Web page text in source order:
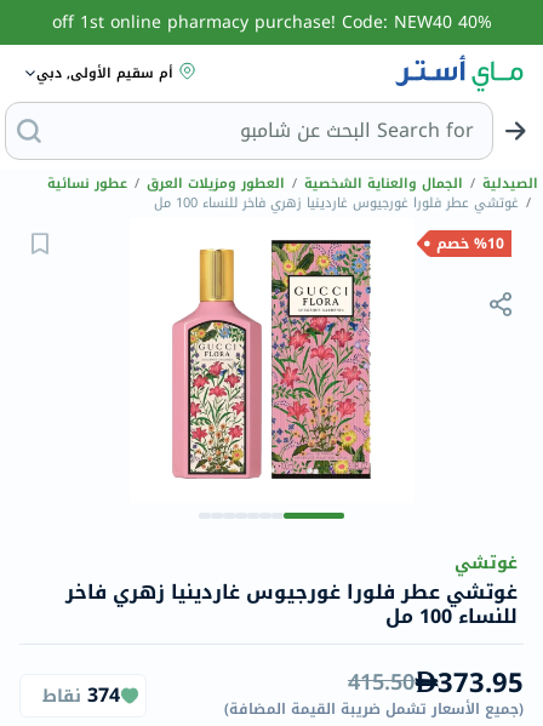
40% off 1st online pharmacy purchase! Code: NEW40
أم سقيم الأولى, دبي
Search for
الصيدلية / الجمال والعناية الشخصية / العطور ومزيلات العرق / عطور نسائية
/ غوتشي عطر فلورا غورجيوس غاردينيا زهري فاخر للنساء 100 مل
%10 خصم
غوتشي
غوتشي عطر فلورا غورجيوس غاردينيا زهري فاخر
للنساء 100 مل
373.95
415.50
(جميع الأسعار تشمل ضريبة القيمة المضافة)
374 نقاط